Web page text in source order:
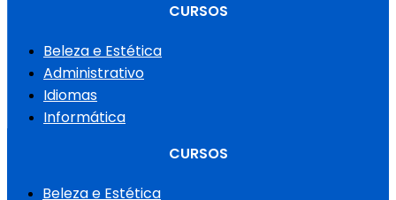
CURSOS
Beleza e Estética
Administrativo
Idiomas
Informática
CURSOS
Beleza e Estética